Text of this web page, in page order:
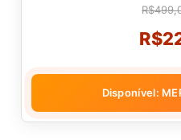
Disponível: